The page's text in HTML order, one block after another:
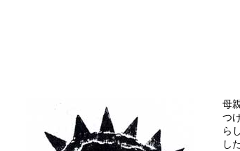
母
つ
ら
し